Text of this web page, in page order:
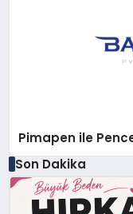
Pimapen ile
Son Dakika